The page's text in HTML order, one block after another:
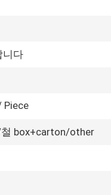
니다
Piece
box+carton/other